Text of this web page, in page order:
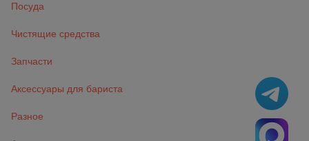
Посуда
Чистящие средства
Запчасти
Аксессуары для бариста
Разное